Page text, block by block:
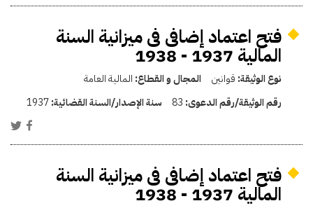
فتح اعتماد إضافى فى ميزانية السنة
المالية 1937 - 1938
نوع الوثيقة: قوانين المجال و القطاع: المالية العامة
رقم الوثيقة/رقم الدعوى: 83 سنة الإصدار/السنة القضائية:1937
فتح اعتماد إضافى فى ميزانية السنة
المالية 1937 - 1938